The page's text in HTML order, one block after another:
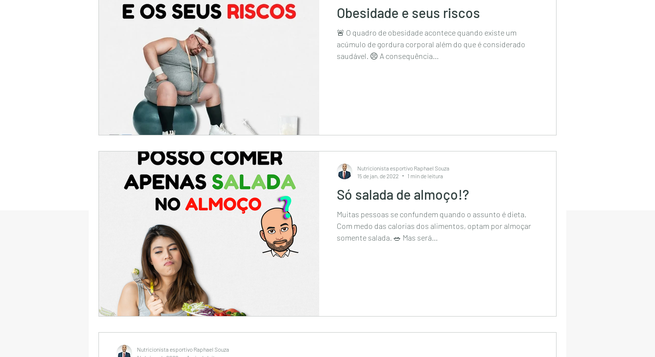
Obesidade e seus riscos
🚨 O quadro de obesidade acontece quando existe um
acúmulo de gordura corporal além do que é considerado
saudável. 😣 A consequência...
Só salada de almoço!?
Muitas pessoas se confundem quando o assunto é dieta.
Com medo das calorias dos alimentos, optam por almoçar
somente salada. 🥗 Mas será...
Nutricionista esportivo Raphael Souza
15 de jan. de 2022
1 min de leitura
Nutricionista esportivo Raphael Souza